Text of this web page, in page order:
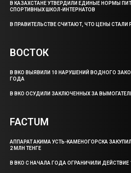
В КАЗАХСТАНЕ УТВЕРДИЛИ ЕДИНЫЕ НОРМЫ
СПОРТИВНЫХ ШКОЛ-ИНТЕРНАТОВ
В ПРАВИТЕЛЬСТВЕ СЧИТАЮТ, ЧТО ЦЕНЫ СТАЛИ
ВОСТОК
В ВКО ВЫЯВИЛИ 10 НАРУШЕНИЙ ВОДНОГО
ГОДА
В ВКО ОСУДИЛИ ЗАКЛЮЧЕННЫХ ЗА
FACTUM
АППАРАТ АКИМА УСТЬ-КАМЕНОГОРСКА
2 МЛН ТЕНГЕ
В ВКО С НАЧАЛА ГОДА ОГРАНИЧИЛИ ДЕЙСТВИЕ